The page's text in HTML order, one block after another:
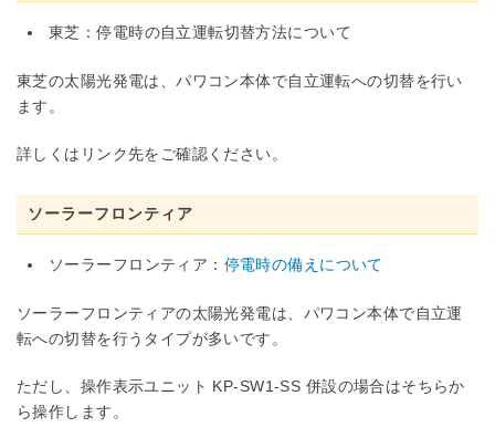
東芝：停電時の自立運転切替方法について
東芝の太陽光発電は、パワコン本体で自立運転への切替を行い
ます。
詳しくはリンク先をご確認ください。
ソーラーフロンティア
ソーラーフロンティア： 停電時の備えについて
ソーラーフロンティアの太陽光発電は、パワコン本体で自立運
転への切替を行うタイプが多いです。
ただし、操作表示ユニット KP-SW1-SS 併設の場合はそちらか
ら操作します。